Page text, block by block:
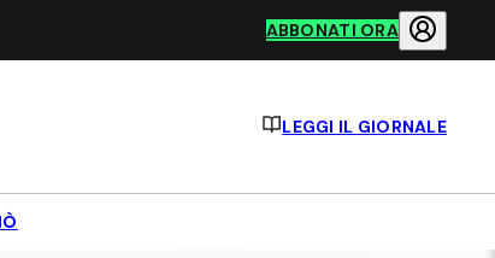
ABBONATI ORA
LEGGI IL GIORNALE